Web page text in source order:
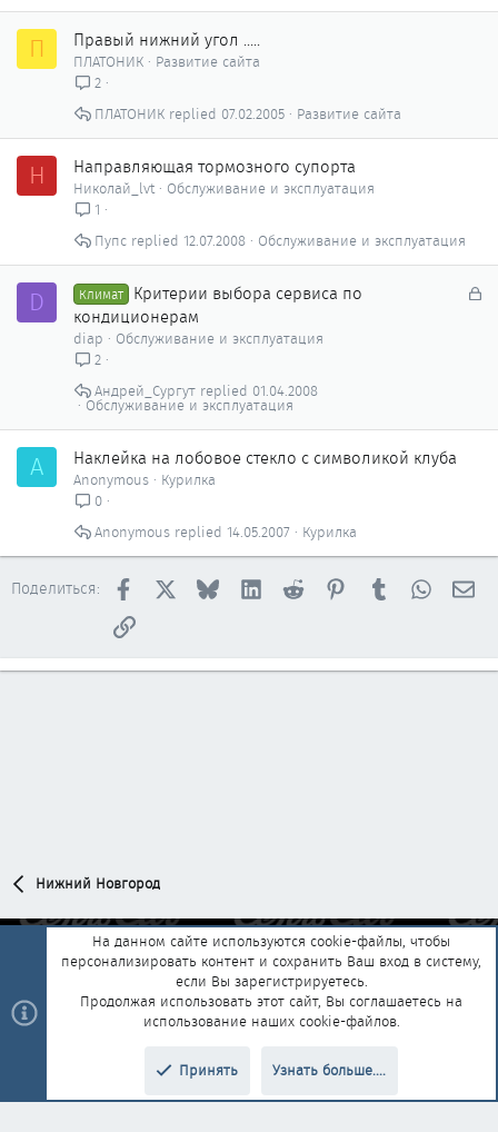
П Правый нижний угол .....
ПЛАТОНИК
Развитие сайта
2
Развитие сайта
07.02.2005
ПЛАТОНИК
Н Направляющая тормозного супорта
Николай_lvt
Обслуживание и эксплуатация
1
Обслуживание и эксплуатация
12.07.2008
Пупс
D
З
Климат Критерии выбора сервиса по
кондиционерам
diap
Обслуживание и эксплуатация
2
Обслуживание и эксплуатация
01.04.2008
Андрей_Сургут
A Наклейка на лобовое стекло с символикой клуба
Anonymous
Курилка
0
Курилка
14.05.2007
Anonymous
Поделиться: Facebook BlueskyLinkedInReddit PinterestTumblr
Ссылка
Нижний Новгород
Обратная связь
Условия и правила
Политика конфиденциальности
Помощь Главная
R
add-ons by ThemeHouse Перевод от Jumuro®
На данном сайте используются cookie-файлы, чтобы
персонализировать контент и сохранить Ваш вход в систему,
если Вы зарегистрируетесь.
Продолжая использовать этот сайт, Вы соглашаетесь на
использование наших cookie-файлов.
Принять Узнать больше....